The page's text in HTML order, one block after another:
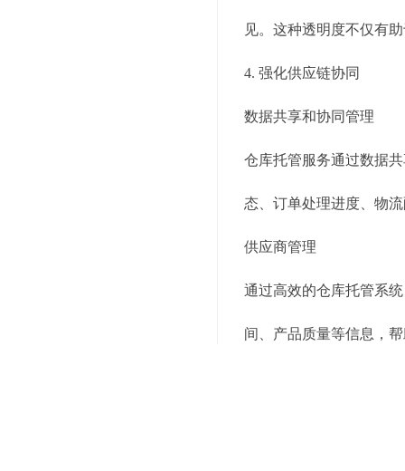
见。这种透明度不仅有
4. 强化供应链协同
数据共享和协同管理
仓库托管服务通过数据
态、订单处理进度、物
供应商管理
通过高效的仓库托管系
间、产品质量等信息，